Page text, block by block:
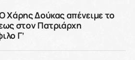
Χάρης Δούκας απένειμε το
στον Πατριάρχη
Γ’